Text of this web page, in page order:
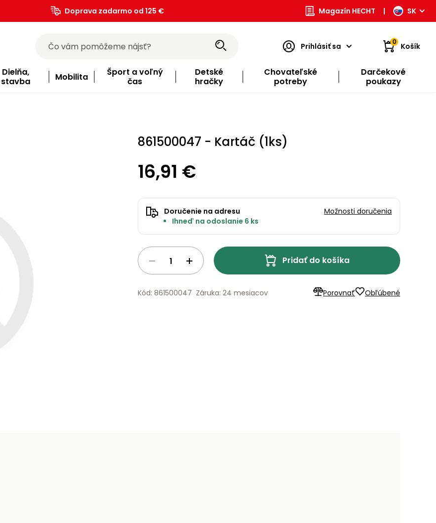
Doprava zadarmo od 125 € Magazín HECHT | SK
Prihlásiť sa 0 Košík
Dielňa,
stavba
Mobilita
Šport a voľný
čas
Detské
hračky
Chovateľské
potreby
Darčekové
poukazy
861500047 - Kartáč (1ks)
16,91 €
Doručenie na adresu
Ihneď na odoslanie 6 ks
Možnosti doručenia
Pridať do košíka
Porovnať Obľúbené
Kód: 861500047 Záruka: 24 mesiacov